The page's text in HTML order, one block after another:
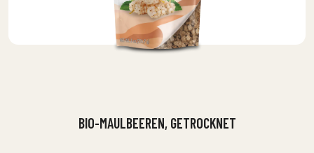
BIO-MAULBEEREN, GETROCKNET